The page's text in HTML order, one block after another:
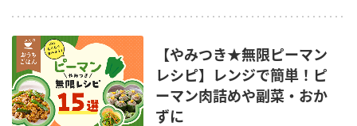
【やみつき★無限ピーマン
レシピ】レンジで簡単！ピ
ーマン肉詰めや副菜・おか
ずに